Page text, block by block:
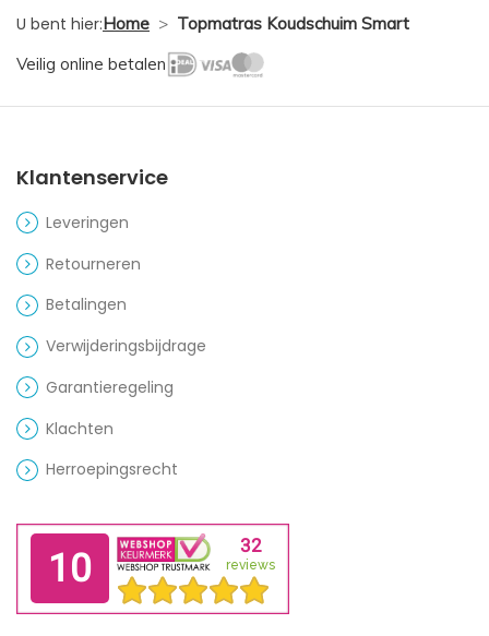
U bent hier:Home > Topmatras Koudschuim Smart
Veilig online betalen
Klantenservice
Leveringen
Retourneren
Betalingen
Verwijderingsbijdrage
Garantieregeling
Klachten
Herroepingsrecht